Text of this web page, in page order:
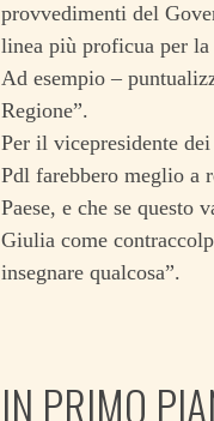
provvedimenti del
linea più proficua per la
Ad esempio –
Regione”.
Per il vicepresidente
Pdl farebbero meglio a
Paese, e che se
Giulia come
insegnare qualcosa”.
IN PRIMO